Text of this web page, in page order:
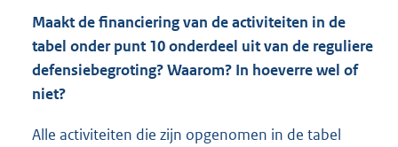
Maakt de financiering van de activiteiten in de
tabel onder punt 10 onderdeel uit van de reguliere
defensiebegroting? Waarom? In hoeverre wel of
niet?
Alle activiteiten die zijn opgenomen in de tabel